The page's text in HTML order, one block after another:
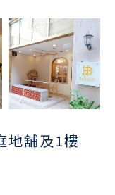
地舖及1樓